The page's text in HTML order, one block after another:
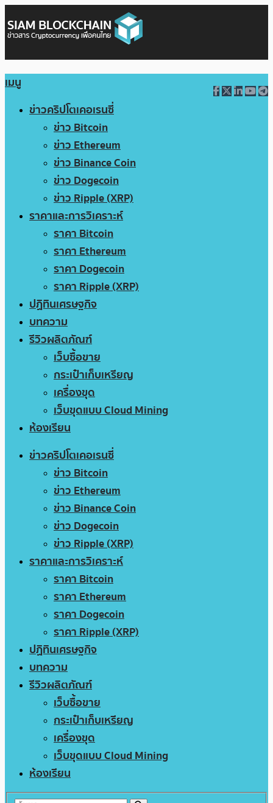
เมนู
ข่าวคริปโตเคอเรนซี่
ข่าว Bitcoin
ข่าว Ethereum
ข่าว Binance Coin
ข่าว Dogecoin
ข่าว Ripple (XRP)
ราคาและการวิเคราะห์
ราคา Bitcoin
ราคา Ethereum
ราคา Dogecoin
ราคา Ripple (XRP)
ปฏิทินเศรษฐกิจ
บทความ
รีวิวผลิตภัณฑ์
เว็บซื้อขาย
กระเป๋าเก็บเหรียญ
เครื่องขุด
เว็บขุดแบบ Cloud Mining
ห้องเรียน
ข่าวคริปโตเคอเรนซี่
ข่าว Bitcoin
ข่าว Ethereum
ข่าว Binance Coin
ข่าว Dogecoin
ข่าว Ripple (XRP)
ราคาและการวิเคราะห์
ราคา Bitcoin
ราคา Ethereum
ราคา Dogecoin
ราคา Ripple (XRP)
ปฏิทินเศรษฐกิจ
บทความ
รีวิวผลิตภัณฑ์
เว็บซื้อขาย
กระเป๋าเก็บเหรียญ
เครื่องขุด
เว็บขุดแบบ Cloud Mining
ห้องเรียน